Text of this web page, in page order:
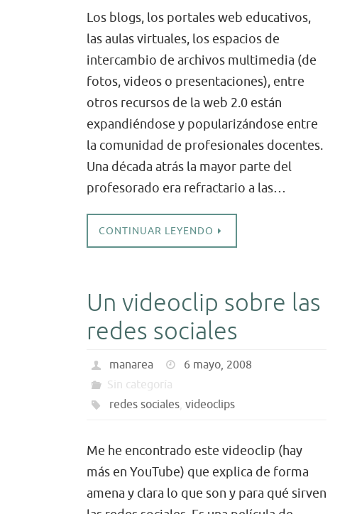
Los blogs, los portales web educativos,
las aulas virtuales, los espacios de
intercambio de archivos multimedia (de
fotos, videos o presentaciones), entre
otros recursos de la web 2.0 están
expandiéndose y popularizándose entre
la comunidad de profesionales docentes.
Una década atrás la mayor parte del
profesorado era refractario a las…
CONTINUAR LEYENDO
Un videoclip sobre las
redes sociales
manarea
6 mayo, 2008
Sin categoría
redes sociales, videoclips
Me he encontrado este videoclip (hay
más en YouTube) que explica de forma
amena y clara lo que son y para qué sirven